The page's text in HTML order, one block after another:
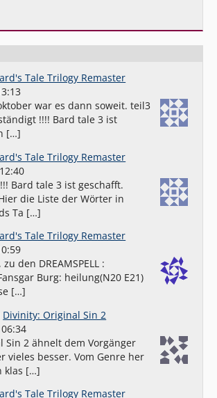
Tale Trilogy Remaster
war es dann soweit. teil3
!!!! Bard tale 3 ist
[…]
Tale Trilogy Remaster
Bard tale 3 ist geschafft.
die Liste der Wörter in
Ta […]
Tale Trilogy Remaster
den DREAMSPELL :
Burg: heilung(N20 E21)
[…]
Divinity: Original Sin 2
Sin 2 ähnelt dem Vorgänger
vieles besser. Vom Genre her
klas […]
Tale Trilogy Remaster